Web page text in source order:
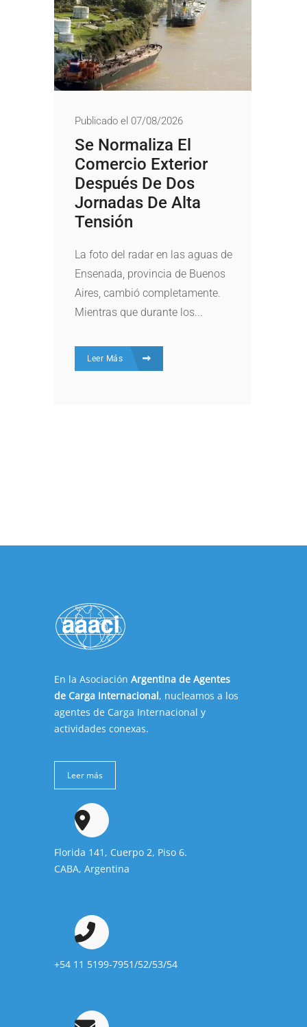
Publicado el 07/08/2026
Se Normaliza El
Comercio Exterior
Después De Dos
Jornadas De Alta
Tensión
La foto del radar en las aguas de
Ensenada, provincia de Buenos
Aires, cambió completamente.
Mientras que durante los...
Leer Más
En la Asociación Argentina de Agentes
de Carga Internacional, nucleamos a los
agentes de Carga Internacional y
actividades conexas.
Leer más
Florida 141, Cuerpo 2, Piso 6.
CABA, Argentina
+54 11 5199-7951/52/53/54